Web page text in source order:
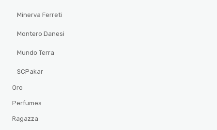
Minerva Ferreti
Montero Danesi
Mundo Terra
SCPakar
Oro
Perfumes
Ragazza